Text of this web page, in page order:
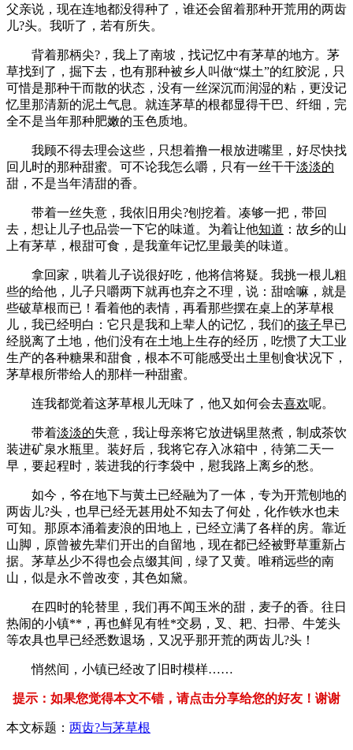
父亲说，现在连地都没得种了，谁还会留着那种开荒用的两齿
儿?头。我听了，若有所失。
背着那柄尖?，我上了南坡，找记忆中有茅草的地方。茅
草找到了，掘下去，也有那种被乡人叫做“煤土”的红胶泥，只
可惜是那种干而散的状态，没有一丝深沉而润湿的粘，更没记
忆里那清新的泥土气息。就连茅草的根都显得干巴、纤细，完
全不是当年那种肥嫩的玉色质地。
我顾不得去理会这些，只想着撸一根放进嘴里，好尽快找
回儿时的那种甜蜜。可不论我怎么嚼，只有一丝干干淡淡的
甜，不是当年清甜的香。
带着一丝失意，我依旧用尖?刨挖着。凑够一把，带回
去，想让儿子也品尝一下它的味道。为着让他知道 ：故乡的山
上有茅草，根甜可食，是我童年记忆里最美的味道。
拿回家，哄着儿子说很好吃，他将信将疑。我挑一根儿粗
些的给他，儿子只嚼两下就再也弃之不理，说：甜啥嘛，就是
些破草根而已！看着他的表情，再看那些摆在桌上的茅草根
儿，我已经明白：它只是我和上辈人的记忆，我们的孩子早已
经脱离了土地，他们没有在土地上生存的经历，吃惯了大工业
生产的各种糖果和甜食，根本不可能感受出土里刨食状况下，
茅草根所带给人的那样一种甜蜜。
连我都觉着这茅草根儿无味了，他又如何会去喜欢呢。
带着淡淡的失意，我让母亲将它放进锅里熬煮，制成茶饮
装进矿泉水瓶里。装好后，我将它存入冰箱中，待第二天一
早，要起程时，装进我的行李袋中，慰我路上离乡的愁。
如今，爷在地下与黄土已经融为了一体，专为开荒刨地的
两齿儿?头，也早已经无甚用处不知去了何处，化作铁水也未
可知。那原本涌着麦浪的田地上，已经立满了各样的房。靠近
山脚，原曾被先辈们开出的自留地，现在都已经被野草重新占
据。茅草丛少不得也会点缀其间，绿了又黄。唯稍远些的南
山，似是永不曾改变，其色如黛。
在四时的轮替里，我们再不闻玉米的甜，麦子的香。往日
热闹的小镇**，再也鲜见有牲*交易，叉、耙、扫帚、牛笼头
等农具也早已经悉数退场，又况乎那开荒的两齿儿?头！
悄然间，小镇已经改了旧时模样……
提示：如果您觉得本文不错，请点击分享给您的好友！谢谢
本文标题： 两齿?与茅草根